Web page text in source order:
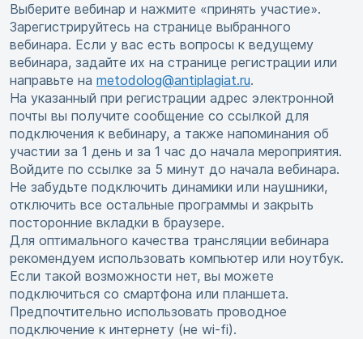
Выберите вебинар и нажмите «принять участие».
Зарегистрируйтесь на странице выбранного
вебинара. Если у вас есть вопросы к ведущему
вебинара, задайте их на странице регистрации или
направьте на metodolog@antiplagiat.ru.
На указанный при регистрации адрес электронной
почты вы получите сообщение со ссылкой для
подключения к вебинару, а также напоминания об
участии за 1 день и за 1 час до начала мероприятия.
Войдите по ссылке за 5 минут до начала вебинара.
Не забудьте подключить динамики или наушники,
отключить все остальные программы и закрыть
посторонние вкладки в браузере.
Для оптимального качества трансляции вебинара
рекомендуем использовать компьютер или ноутбук.
Если такой возможности нет, вы можете
подключиться со смартфона или планшета.
Предпочтительно использовать проводное
подключение к интернету (не wi-fi).